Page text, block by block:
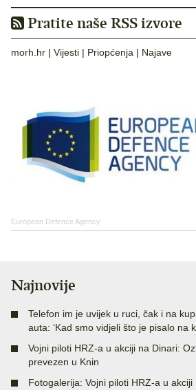
Pratite naše RSS izvore
morh.hr | Vijesti | Priopćenja | Najave
European Defence Agency
Najnovije
Telefon im je uvijek u ruci, čak i na
auta: ‘Kad smo vidjeli što je pisalo na
Vojni piloti HRZ-a u akciji na Dinari:
prevezen u Knin
Fotogalerija: Vojni piloti HRZ-a u